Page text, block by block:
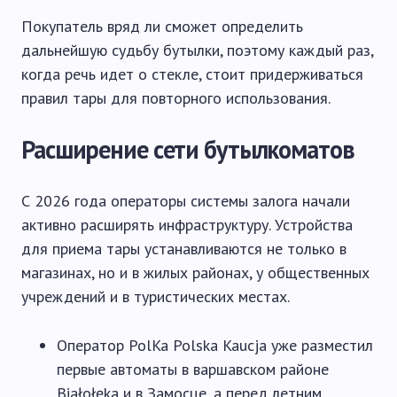
Покупатель вряд ли сможет определить
дальнейшую судьбу бутылки, поэтому каждый раз,
когда речь идет о стекле, стоит придерживаться
правил тары для повторного использования.
Расширение сети бутылкоматов
С 2026 года операторы системы залога начали
активно расширять инфраструктуру. Устройства
для приема тары устанавливаются не только в
магазинах, но и в жилых районах, у общественных
учреждений и в туристических местах.
Оператор PolKa Polska Kaucja уже разместил
первые автоматы в варшавском районе